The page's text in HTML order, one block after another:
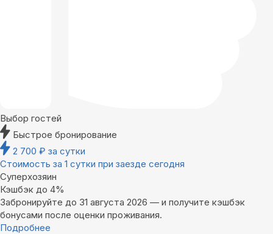
Выбор гостей
Быстрое бронирование
2 700 ₽ за сутки
Стоимость за 1 сутки при заезде сегодня
Суперхозяин
Кэшбэк до 4%
Забронируйте до 31 августа 2026 — и получите кэшбэк
бонусами после оценки проживания.
Подробнее